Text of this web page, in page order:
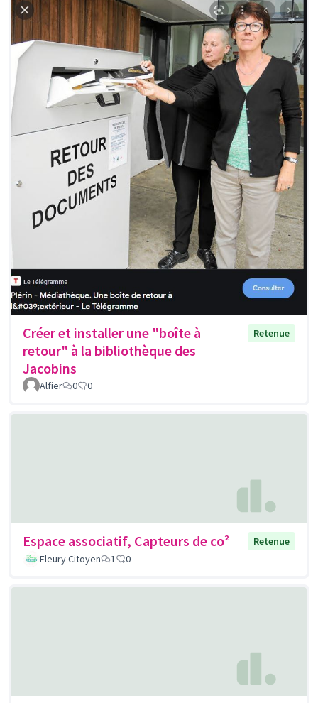
Créer et installer une "boîte à
retour" à la bibliothèque des
Jacobins
Retenue
Alfier 0 0
Espace associatif, Capteurs de co²
Retenue
Fleury Citoyen
1 0